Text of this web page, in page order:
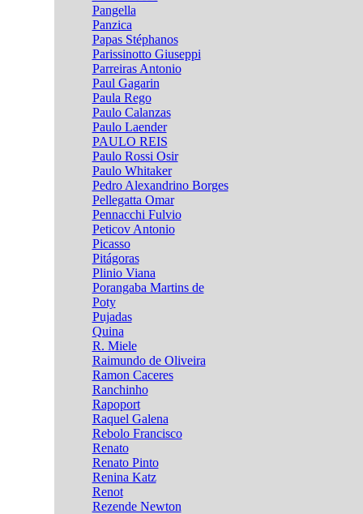
Pangella
Panzica
Papas Stéphanos
Parissinotto Giuseppi
Parreiras Antonio
Paul Gagarin
Paula Rego
Paulo Calanzas
Paulo Laender
PAULO REIS
Paulo Rossi Osir
Paulo Whitaker
Pedro Alexandrino Borges
Pellegatta Omar
Pennacchi Fulvio
Peticov Antonio
Picasso
Pitágoras
Plinio Viana
Porangaba Martins de
Poty
Pujadas
Quina
R. Miele
Raimundo de Oliveira
Ramon Caceres
Ranchinho
Rapoport
Raquel Galena
Rebolo Francisco
Renato
Renato Pinto
Renina Katz
Renot
Rezende Newton